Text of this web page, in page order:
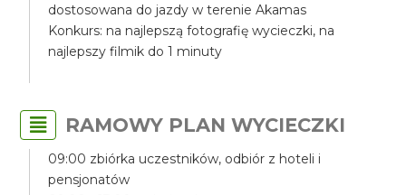
dostosowana do jazdy w terenie Akamas
Konkurs: na najlepszą fotografię wycieczki, na
najlepszy filmik do 1 minuty
RAMOWY PLAN WYCIECZKI
09:00 zbiórka uczestników, odbiór z hoteli i
pensjonatów